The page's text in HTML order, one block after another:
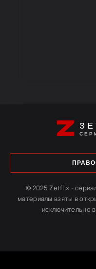
© 2025 Zetflix -
материалы взяты в
исключительно